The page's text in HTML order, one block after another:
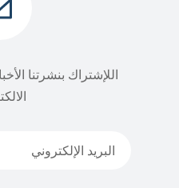
اللإشتراك بنشرتنا